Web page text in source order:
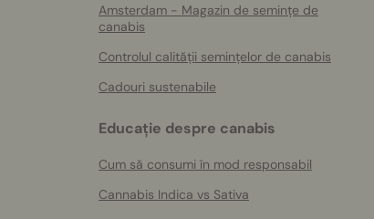
Amsterdam - Magazin de semințe de
canabis
Controlul calității semințelor de canabis
Cadouri sustenabile
Educație despre canabis
Cum să consumi în mod responsabil
Cannabis Indica vs Sativa